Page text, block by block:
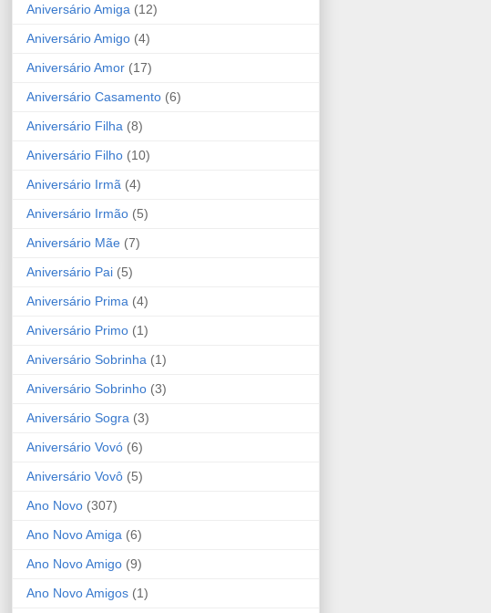
Aniversário Amiga (12)
Aniversário Amigo (4)
Aniversário Amor (17)
Aniversário Casamento (6)
Aniversário Filha (8)
Aniversário Filho (10)
Aniversário Irmã (4)
Aniversário Irmão (5)
Aniversário Mãe (7)
Aniversário Pai (5)
Aniversário Prima (4)
Aniversário Primo (1)
Aniversário Sobrinha (1)
Aniversário Sobrinho (3)
Aniversário Sogra (3)
Aniversário Vovó (6)
Aniversário Vovô (5)
Ano Novo (307)
Ano Novo Amiga (6)
Ano Novo Amigo (9)
Ano Novo Amigos (1)